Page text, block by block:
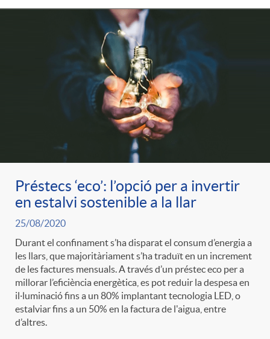
Préstecs ‘eco’: l’opció per a invertir
en estalvi sostenible a la llar
25/08/2020
Durant el confinament s’ha disparat el consum d’energia a
les llars, que majoritàriament s’ha traduït en un increment
de les factures mensuals. A través d’un préstec eco per a
millorar l’eficiència energètica, es pot reduir la despesa en
il·luminació fins a un 80% implantant tecnologia LED, o
estalviar fins a un 50% en la factura de l'aigua, entre
d’altres.